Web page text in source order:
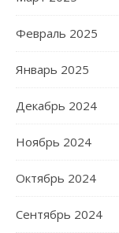
Февраль 2025
Январь 2025
Декабрь 2024
Ноябрь 2024
Октябрь 2024
Сентябрь 2024